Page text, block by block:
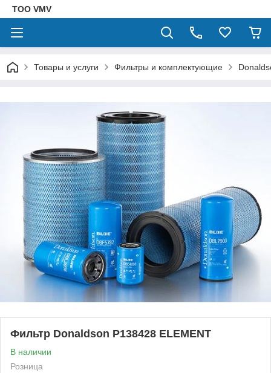
ТОО VMV
Товары и услуги Фильтры и комплектующие
Фильтр Donaldson P138428 ELEMENT
В наличии
Розница